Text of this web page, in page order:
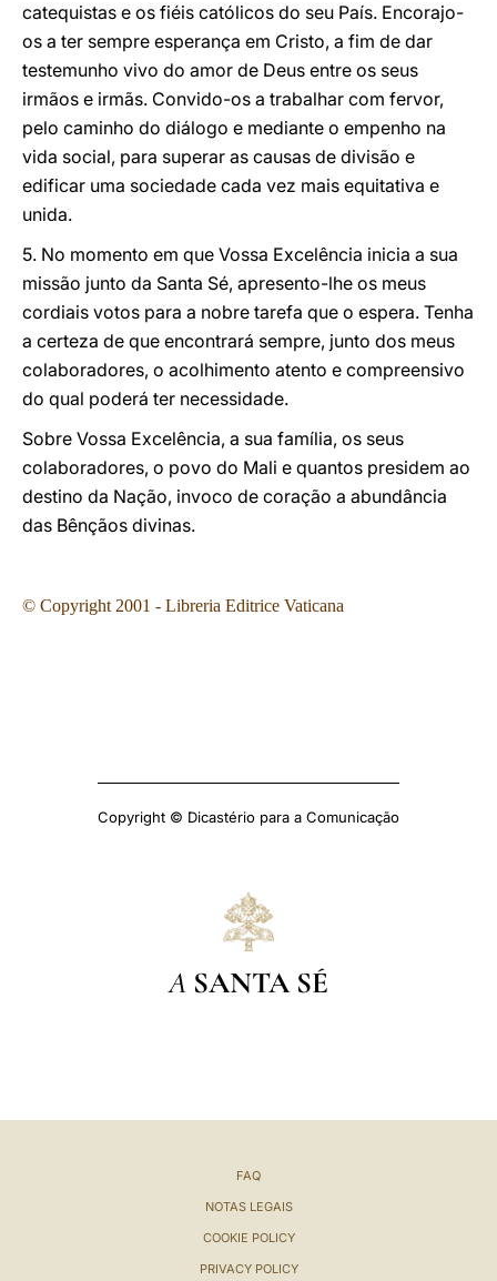
catequistas e os fiéis católicos do seu País. Encorajo-
os a ter sempre esperança em Cristo, a fim de dar
testemunho vivo do amor de Deus entre os seus
irmãos e irmãs. Convido-os a trabalhar com fervor,
pelo caminho do diálogo e mediante o empenho na
vida social, para superar as causas de divisão e
edificar uma sociedade cada vez mais equitativa e
unida.
5. No momento em que Vossa Excelência inicia a sua
missão junto da Santa Sé, apresento-lhe os meus
cordiais votos para a nobre tarefa que o espera. Tenha
a certeza de que encontrará sempre, junto dos meus
colaboradores, o acolhimento atento e compreensivo
do qual poderá ter necessidade.
Sobre Vossa Excelência, a sua família, os seus
colaboradores, o povo do Mali e quantos presidem ao
destino da Nação, invoco de coração a abundância
das Bênçãos divinas.
© Copyright 2001 - Libreria Editrice Vaticana
Copyright © Dicastério para a Comunicação
A SANTA SÉ
FAQ
NOTAS LEGAIS
COOKIE POLICY
PRIVACY POLICY